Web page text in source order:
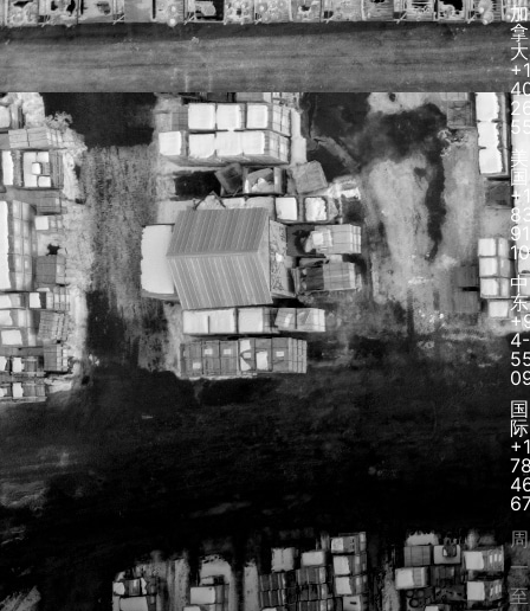
加
拿
+1
美
+1
中
4-
国
+1
周
一
至